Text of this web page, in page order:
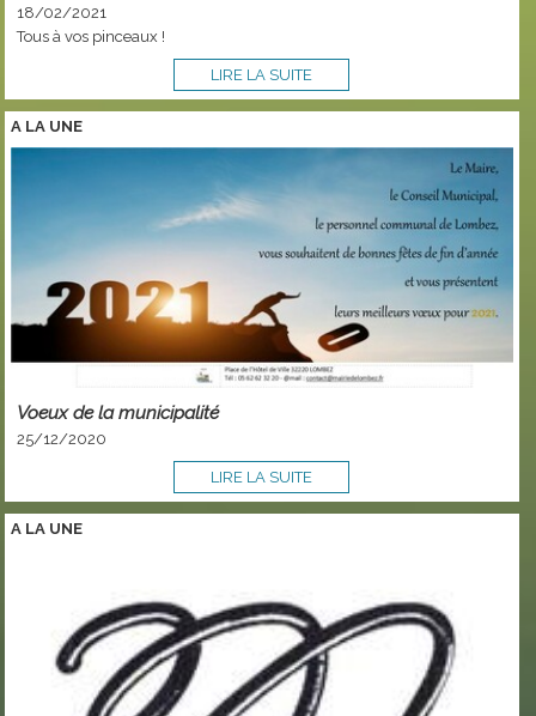
18/02/2021
Tous à vos pinceaux !
LIRE LA SUITE
A LA UNE
Voeux de la municipalité
25/12/2020
LIRE LA SUITE
A LA UNE